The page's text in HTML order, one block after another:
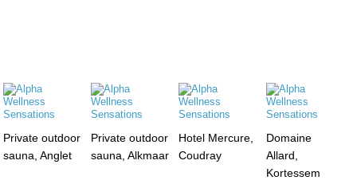
Private outdoor
sauna, Anglet
Private outdoor
sauna, Alkmaar
Hotel Mercure,
Coudray
Domaine
Allard,
Kortessem